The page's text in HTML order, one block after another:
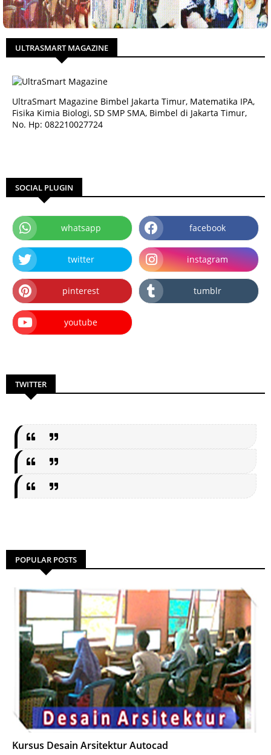
ULTRASMART MAGAZINE
UltraSmart Magazine Bimbel Jakarta Timur, Matematika IPA,
Fisika Kimia Biologi, SD SMP SMA, Bimbel di Jakarta Timur,
No. Hp: 082210027724
SOCIAL PLUGIN
whatsapp facebook
twitter instagram
pinterest tumblr
youtube
TWITTER
POPULAR POSTS
Kursus Desain Arsitektur Autocad